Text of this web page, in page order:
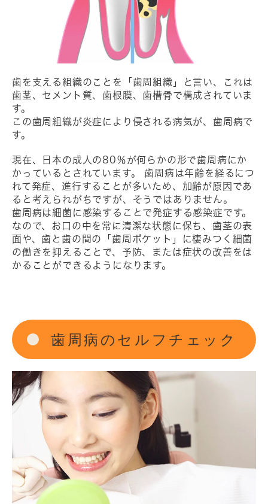
歯を支える組織のことを「歯周組織」と言い、これは
歯茎、セメント質、歯根膜、歯槽骨で構成されていま
す。
この歯周組織が炎症により侵される病気が、歯周病で
す。
現在、日本の成人の80％が何らかの形で歯周病にか
かっているとされています。 歯周病は年齢を経るにつ
れて発症、進行することが多いため、加齢が原因であ
ると考えられがちですが、そうではありません。
歯周病は細菌に感染することで発症する感染症です。
なので、お口の中を常に清潔な状態に保ち、歯茎の表
面や、歯と歯の間の「歯周ポケット」に棲みつく細菌
の働きを抑えることで、予防、または症状の改善をは
かることができるようになります。
歯周病のセルフチェック